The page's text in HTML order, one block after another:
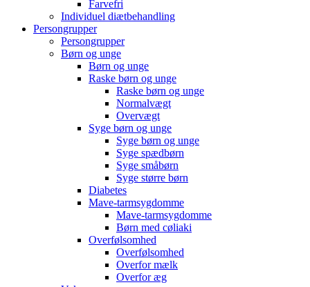
Farvefri
Individuel diætbehandling
Persongrupper
Persongrupper
Børn og unge
Børn og unge
Raske børn og unge
Raske børn og unge
Normalvægt
Overvægt
Syge børn og unge
Syge børn og unge
Syge spædbørn
Syge småbørn
Syge større børn
Diabetes
Mave-tarmsygdomme
Mave-tarmsygdomme
Børn med cøliaki
Overfølsomhed
Overfølsomhed
Overfor mælk
Overfor æg